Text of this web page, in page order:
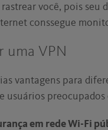
você, pois
conssegue
uma VPN
vantagens para
usuários preocupados
em rede Wi-Fi